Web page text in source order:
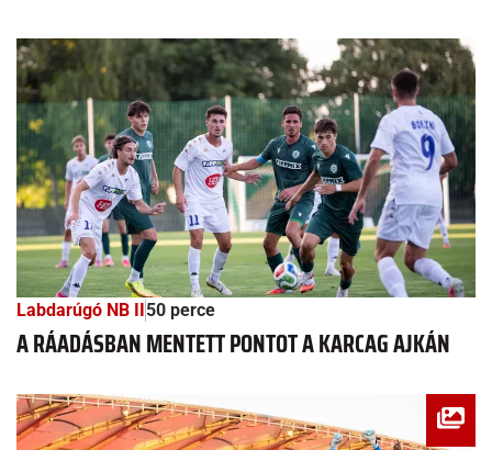
Labdarúgó NB II50 perce
A RÁADÁSBAN MENTETT PONTOT A KARCAG AJKÁN